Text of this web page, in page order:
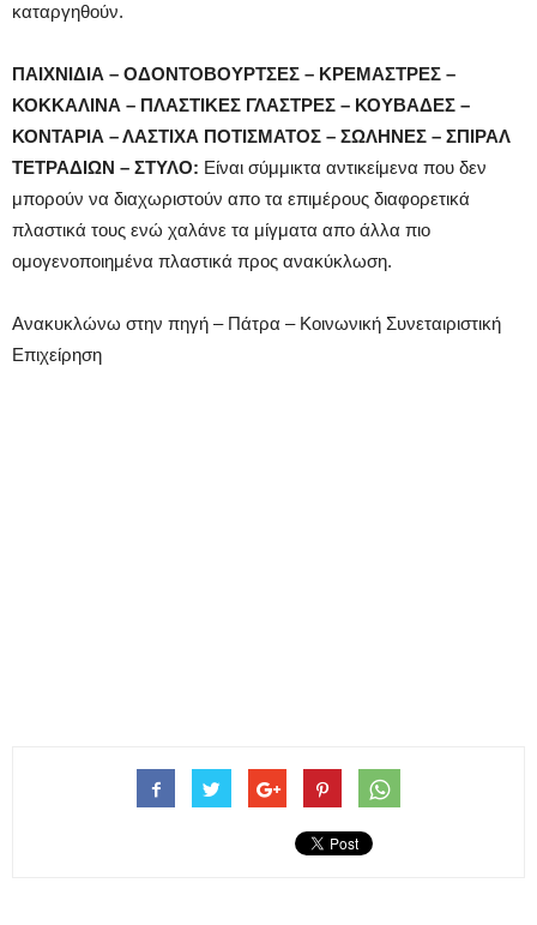
καταργηθούν.
ΠΑΙΧΝΙΔΙΑ – ΟΔΟΝΤΟΒΟΥΡΤΣΕΣ – ΚΡΕΜΑΣΤΡΕΣ –
ΚΟΚΚΑΛΙΝΑ – ΠΛΑΣΤΙΚΕΣ ΓΛΑΣΤΡΕΣ – ΚΟΥΒΑΔΕΣ –
ΚΟΝΤΑΡΙΑ – ΛΑΣΤΙΧΑ ΠΟΤΙΣΜΑΤΟΣ – ΣΩΛΗΝΕΣ – ΣΠΙΡΑΛ
ΤΕΤΡΑΔΙΩΝ – ΣΤΥΛΟ: Είναι σύμμικτα αντικείμενα που δεν
μπορούν να διαχωριστούν απο τα επιμέρους διαφορετικά
πλαστικά τους ενώ χαλάνε τα μίγματα απο άλλα πιο
ομογενοποιημένα πλαστικά προς ανακύκλωση.
Ανακυκλώνω στην πηγή – Πάτρα – Κοινωνική Συνεταιριστική
Επιχείρηση